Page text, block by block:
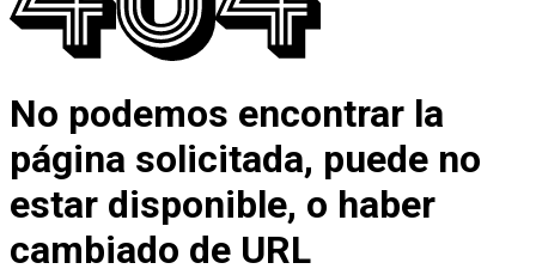
No podemos encontrar la
página solicitada, puede no
estar disponible, o haber
cambiado de URL